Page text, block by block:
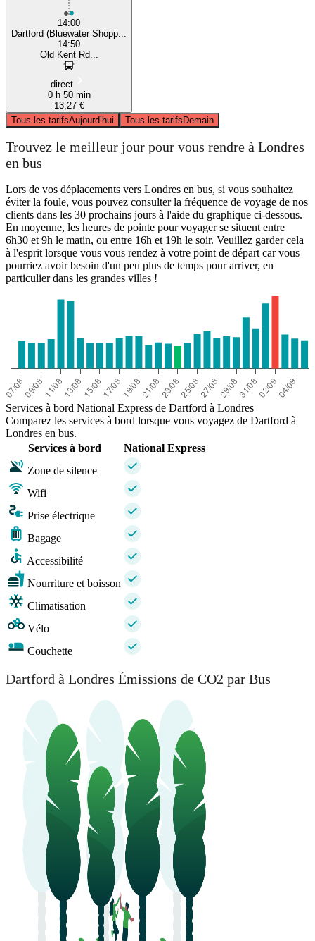
14:00
Dartford (Bluewater Shopp...
14:50
Old Kent Rd...
direct
0 h 50 min
13,27 €
Tous les tarifsAujourd’hui Tous les tarifsDemain
Trouvez le meilleur jour pour vous rendre à Londres
en bus
Lors de vos déplacements vers Londres en bus, si vous souhaitez
éviter la foule, vous pouvez consulter la fréquence de voyage de nos
clients dans les 30 prochains jours à l'aide du graphique ci-dessous.
En moyenne, les heures de pointe pour voyager se situent entre
6h30 et 9h le matin, ou entre 16h et 19h le soir. Veuillez garder cela
à l'esprit lorsque vous vous rendez à votre point de départ car vous
pourriez avoir besoin d'un peu plus de temps pour arriver, en
particulier dans les grandes villes !
Services à bord National Express de Dartford à Londres
Comparez les services à bord lorsque vous voyagez de Dartford à
Londres en bus.
Services à bord
National Express
Zone de silence
Wifi
Prise électrique
Bagage
Accessibilité
Nourriture et boisson
Climatisation
Vélo
Couchette
Dartford à Londres Émissions de CO2 par Bus